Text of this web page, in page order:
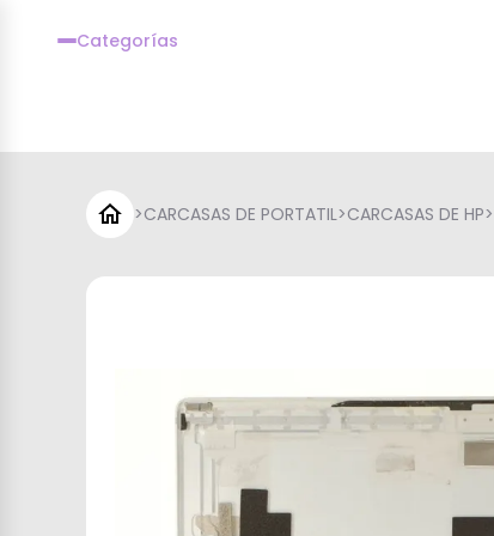
Categorías
>CARCASAS DE PORTATIL>CARCASAS DE HP>